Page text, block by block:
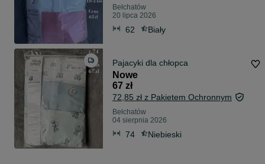
Bełchatów
20 lipca 2026
62 Biały
Pajacyki dla chłopca
Nowe
67 zł
72,85 zł z Pakietem Ochronnym
Bełchatów
04 sierpnia 2026
74 Niebieski